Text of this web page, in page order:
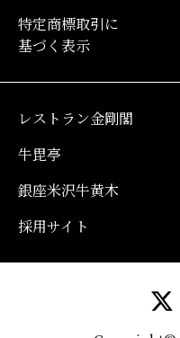
特定商標取引に
基づく表示
レストラン金剛閣
牛毘亭
銀座米沢牛黄木
採用サイト